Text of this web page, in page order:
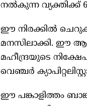
നൽകുന്ന വ്യക്തിക്ക്
ഈ നിരക്കിൽ
മനസിലാക്കി. ഈ
മഹീന്ദ്രയുടെ
വെഞ്ചർ
ഈ പങ്കാളിത്തം